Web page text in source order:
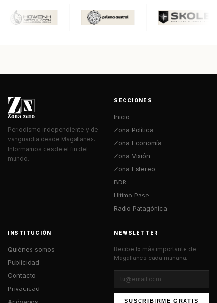
Periodismo independiente y de
vanguardia desde Magallanes.
Informamos desde el fin del
mundo.
SECCIONES
Inicio
Zona Política
Zona Economía
Zona Visión
Zona Estéreo
BDR
Último Pase
Radio Patagónica
INSTITUCIÓN
Quiénes somos
Publicidad
Contacto
Privacidad
NEWSLETTER
Recibe lo más importante de
Magallanes cada mañana.
SUSCRIBIRME GRATIS